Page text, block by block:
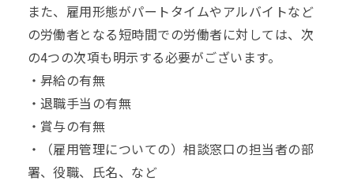
また、雇用形態がパートタイムやアルバイトなど
の労働者となる短時間での労働者に対しては、次
の4つの次項も明示する必要がございます。
・昇給の有無
・退職手当の有無
・賞与の有無
・（雇用管理についての）相談窓口の担当者の部
署、役職、氏名、など